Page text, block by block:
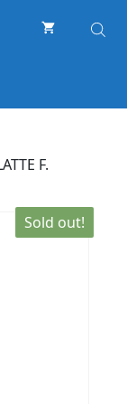
F.
Sold out!